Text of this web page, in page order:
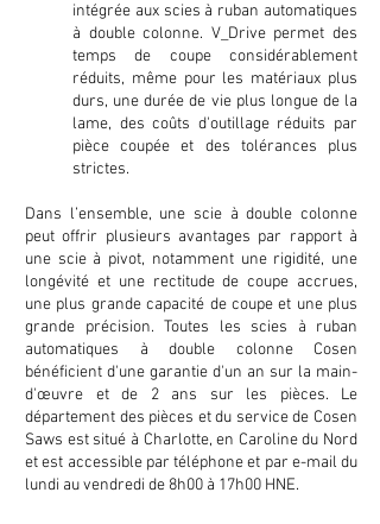
intégrée aux scies à ruban automatiques
à double colonne. V_Drive permet des
temps de coupe considérablement
réduits, même pour les matériaux plus
durs, une durée de vie plus longue de la
lame, des coûts d'outillage réduits par
pièce coupée et des tolérances plus
strictes.
Dans l’ensemble, une scie à double colonne
peut offrir plusieurs avantages par rapport à
une scie à pivot, notamment une rigidité, une
longévité et une rectitude de coupe accrues,
une plus grande capacité de coupe et une plus
grande précision. Toutes les scies à ruban
automatiques à double colonne Cosen
bénéficient d'une garantie d'un an sur la main-
d'œuvre et de 2 ans sur les pièces. Le
département des pièces et du service de Cosen
Saws est situé à Charlotte, en Caroline du Nord
et est accessible par téléphone et par e-mail du
lundi au vendredi de 8h00 à 17h00 HNE.